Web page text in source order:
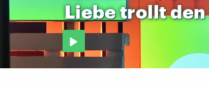
Liebetrolltden